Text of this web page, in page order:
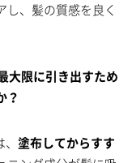
、髪の質感を良く
大限に引き出すため
？
塗布してからすす